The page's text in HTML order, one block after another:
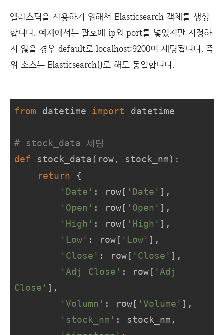
엘라스틱을 사용하기 위해서 Elasticsearch 객체를 생성
합니다. 예제에서는 괄호에 ip와 port를 넣었지만 지정하
지 않을 경우 default로 localhost:9200이 세팅됩니다. 즉
위 소스는 Elasticsearch()로 해도 동일합니다.
from datetime import datetime
# stock_data 세팅
def
stock_data( row, stock_nm):
return {
'Date' : row[ 'Date' ],
'Open' : row[ 'Open' ],
'High' : row[ 'High' ],
'Low' : row[ 'Low' ],
'Close' : row[ 'Close' ],
'Adj Close' : row[ 'Adj
Close' ],
'Volumn' : row[ 'Volume' ],
'stock_nm' : stock_nm,